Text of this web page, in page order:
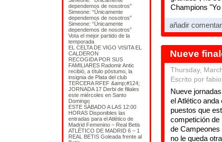
dependemos de nosotros”
Simeone: “Únicamente
dependemos de nosotros”
Simeone: “Únicamente
dependemos de nosotros”
Vota el mejor partido de la
temporada
EL CELTA DE VIGO VISITA EL
CALDERON
RECOGIDA POR SUS
FAMILIARES Radomir Antic
recibió, a título póstumo, la
insignia de Plata del club
TERCERA RFEF &amp;#124;
JORNADA 17 Derbi de filiales
este miércoles en Santo
Domingo
ESTE SÁBADO A LAS 12:00
HORAS Disponibles las
entradas para el Atlético de
Madrid Femenino – Real Betis
ATLÉTICO DE MADRID 6 – 1
REAL BETIS Goleada frente al
Champions
añadir
Nueve
Thursday,
Escrito por
Nueve
el Atlético
puestos que
competición de
de Campeones
no le queda